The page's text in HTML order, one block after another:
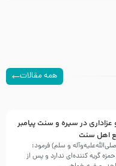
همه مقالات
عزاداری در سیره و سنت پیامبر
اهل سنت
و سلم) فرمود:
گریه کننده‌ای ندارد و پس از